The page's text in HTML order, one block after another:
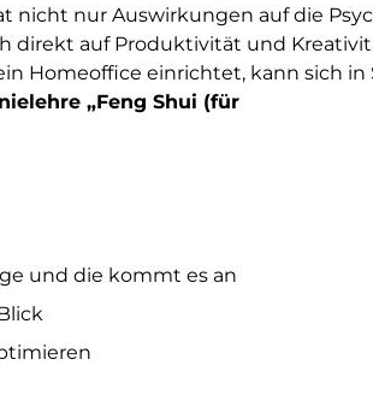
nicht nur Auswirkungen auf die
direkt auf Produktivität und
Homeoffice einrichtet, kann sich in
„Feng Shui (für
und die kommt es an